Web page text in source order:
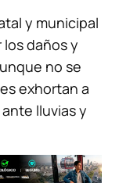
y municipal
daños y
no se
exhortan a
lluvias y